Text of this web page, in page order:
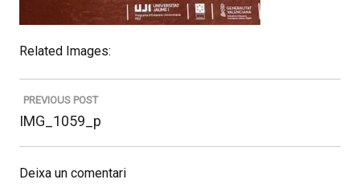
Related Images:
Navegació
d'entrades
PREVIOUS POST
Previous
post:
IMG_1059_p
Deixa un comentari